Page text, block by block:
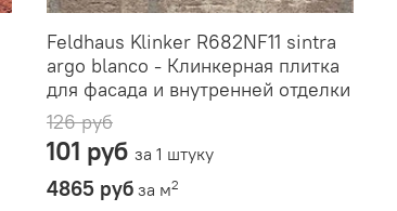
Feldhaus Klinker R682NF11 sintra
argo blanco - Клинкерная плитка
для фасада и внутренней отделки
126 руб
101 рубза 1 штуку
4865 руб за м2